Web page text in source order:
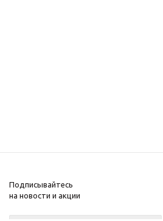
Подписывайтесь
на новости и акции